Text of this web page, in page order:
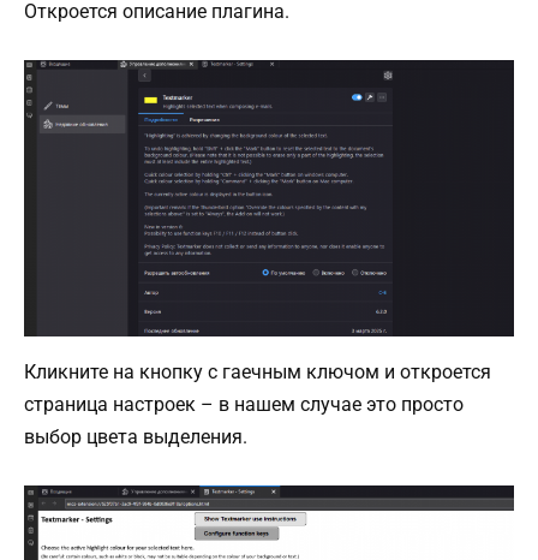
Откроется описание плагина.
Кликните на кнопку с гаечным ключом и откроется
страница настроек – в нашем случае это просто
выбор цвета выделения.